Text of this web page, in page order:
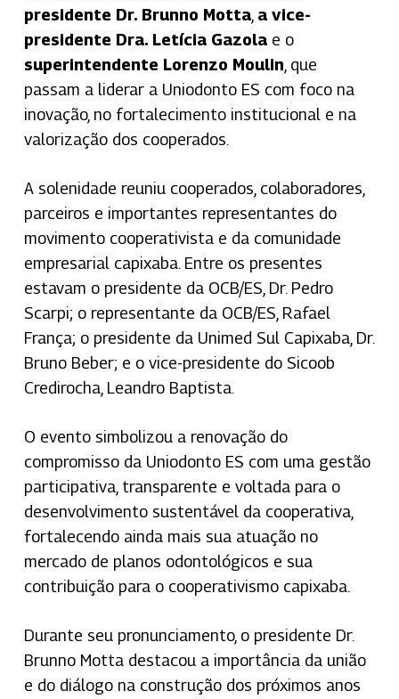
presidente Dr. Brunno Motta, a vice-
presidente Dra. Letícia Gazolae o
superintendente Lorenzo Moulin , que
passam a liderar a Uniodonto ES com foco na
inovação, no fortalecimento institucional e na
valorização dos cooperados.
A solenidade reuniu cooperados, colaboradores,
parceiros e importantes representantes do
movimento cooperativista e da comunidade
empresarial capixaba. Entre os presentes
estavam o presidente da OCB/ES, Dr. Pedro
Scarpi; o representante da OCB/ES, Rafael
França; o presidente da Unimed Sul Capixaba, Dr.
Bruno Beber; e o vice-presidente do Sicoob
Credirocha, Leandro Baptista.
O evento simbolizou a renovação do
compromisso da Uniodonto ES com uma gestão
participativa, transparente e voltada para o
desenvolvimento sustentável da cooperativa,
fortalecendo ainda mais sua atuação no
mercado de planos odontológicos e sua
contribuição para o cooperativismo capixaba.
Durante seu pronunciamento, o presidente Dr.
Brunno Motta destacou a importância da união
e do diálogo na construção dos próximos anos